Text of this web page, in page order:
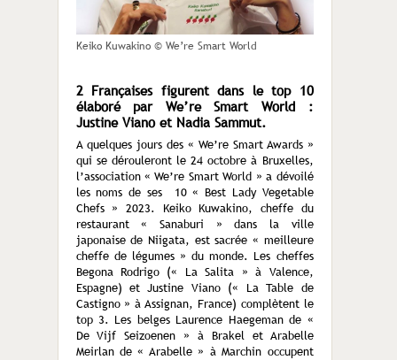
Keiko Kuwakino © We’re Smart World
2 Françaises figurent dans le top 10
élaboré par We’re Smart World :
Justine Viano et Nadia Sammut.
A quelques jours des « We’re Smart Awards »
qui se dérouleront le 24 octobre à Bruxelles,
l’association « We’re Smart World » a dévoilé
les noms de ses 10 « Best Lady Vegetable
Chefs » 2023. Keiko Kuwakino, cheffe du
restaurant « Sanaburi » dans la ville
japonaise de Niigata, est sacrée « meilleure
cheffe de légumes » du monde. Les cheffes
Begona Rodrigo (« La Salita » à Valence,
Espagne) et Justine Viano (« La Table de
Castigno » à Assignan, France) complètent le
top 3. Les belges Laurence Haegeman de «
De Vijf Seizoenen » à Brakel et Arabelle
Meirlan de « Arabelle » à Marchin occupent